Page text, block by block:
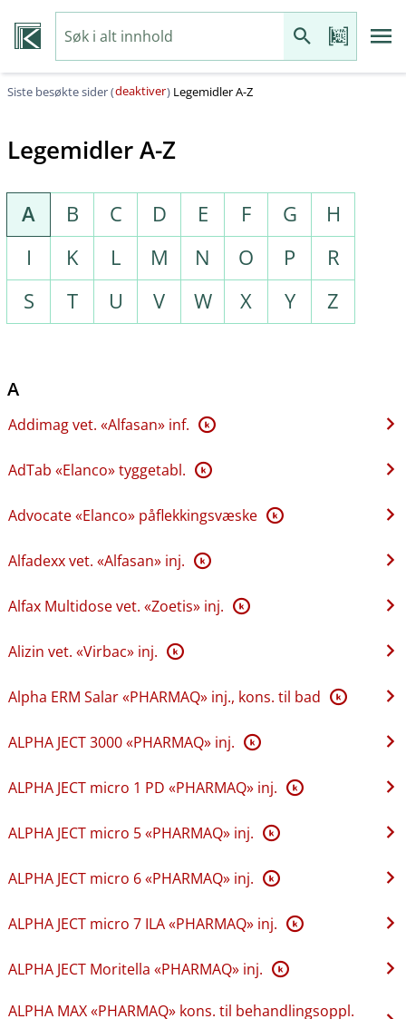
Siste besøkte sider (deaktiver) Legemidler A-Z
Legemidler A-Z
A B C D E F G
H
I
K L M N O P
R
S
T U V W X Y Z
A
Addimag vet. «Alfasan» inf. K
AdTab «Elanco» tyggetabl. K
Advocate «Elanco» påflekkingsvæske K
Alfadexx vet. «Alfasan» inj. K
Alfax Multidose vet. «Zoetis» inj. K
Alizin vet. «Virbac» inj. K
Alpha ERM Salar «PHARMAQ» inj., kons. til bad K
ALPHA JECT 3000 «PHARMAQ» inj. K
ALPHA JECT micro 1 PD «PHARMAQ» inj. K
ALPHA JECT micro 5 «PHARMAQ» inj. K
ALPHA JECT micro 6 «PHARMAQ» inj. K
ALPHA JECT micro 7 ILA «PHARMAQ» inj. K
ALPHA JECT Moritella «PHARMAQ» inj. K
ALPHA MAX «PHARMAQ» kons. til behandlingsoppl.